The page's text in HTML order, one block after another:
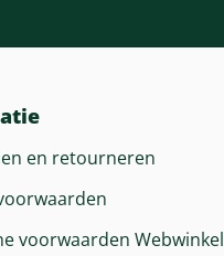
en retourneren
voorwaarden Webwinkel